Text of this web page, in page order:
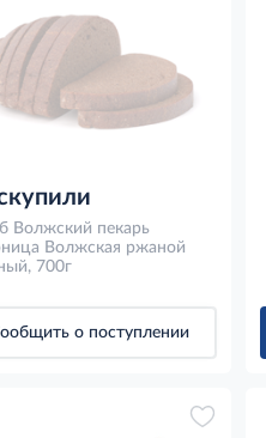
Волжский пекарь
Волжская ржаной
700г
о поступлении